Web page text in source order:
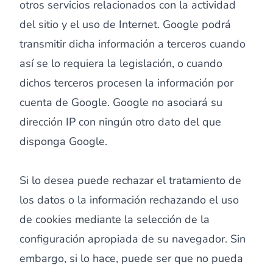
otros servicios relacionados con la actividad
del sitio y el uso de Internet. Google podrá
transmitir dicha información a terceros cuando
así se lo requiera la legislación, o cuando
dichos terceros procesen la información por
cuenta de Google. Google no asociará su
dirección IP con ningún otro dato del que
disponga Google.
Si lo desea puede rechazar el tratamiento de
los datos o la información rechazando el uso
de cookies mediante la selección de la
configuración apropiada de su navegador. Sin
embargo, si lo hace, puede ser que no pueda